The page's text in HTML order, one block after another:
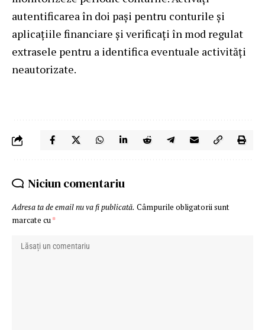
autentificarea în doi pași pentru conturile și
aplicațiile financiare și verificați în mod regulat
extrasele pentru a identifica eventuale activități
neautorizate.
Niciun comentariu
Adresa ta de email nu va fi publicată. Câmpurile obligatorii sunt
marcate cu*